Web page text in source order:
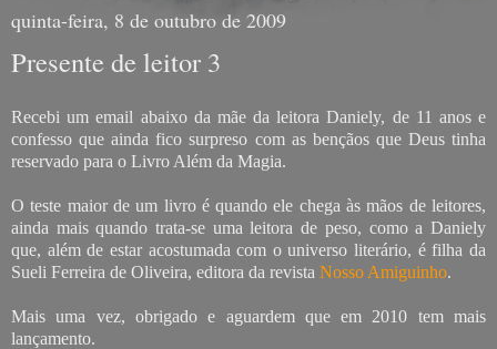
quinta-feira, 8 de outubro de 2009
Presente de leitor 3
Recebi um email abaixo da mãe da leitora Daniely, de 11 anos e
confesso que ainda fico surpreso com as bençãos que Deus tinha
reservado para o Livro Além da Magia.
O teste maior de um livro é quando ele chega às mãos de leitores,
ainda mais quando trata-se uma leitora de peso, como a Daniely
que, além de estar acostumada com o universo literário, é filha da
Sueli Ferreira de Oliveira, editora da revista Nosso Amiguinho.
Mais uma vez, obrigado e aguardem que em 2010 tem mais
lançamento.